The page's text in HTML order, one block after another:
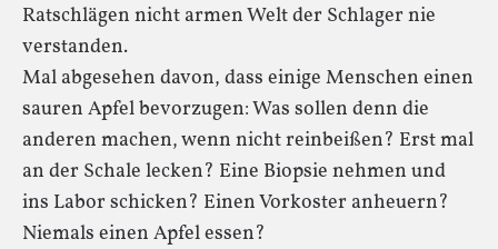
Ratschlägen nicht armen Welt der Schlager nie
verstanden.
Mal abgesehen davon, dass einige Menschen einen
sauren Apfel bevorzugen: Was sollen denn die
anderen machen, wenn nicht reinbeißen? Erst mal
an der Schale lecken? Eine Biopsie nehmen und
ins Labor schicken? Einen Vorkoster anheuern?
Niemals einen Apfel essen?